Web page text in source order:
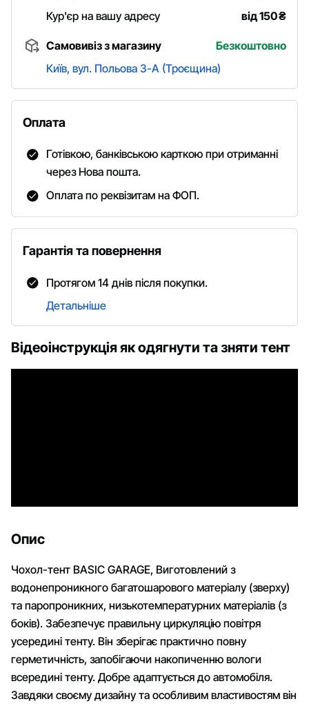
Відеоінструкція як одягнути та зняти тент
Опис
Чохол-тент BASIC GARAGE, Виготовлений з
водонепроникного багатошарового матеріалу (зверху)
та паропроникних, низькотемпературних матеріалів (з
боків). Забезпечує правильну циркуляцію повітря
усередині тенту. Він зберігає практично повну
герметичність, запобігаючи накопиченню вологи
всередині тенту. Добре адаптується до автомобіля.
Завдяки своєму дизайну та особливим властивостям він
Кур'єр на вашу адресу
від 150₴
Самовивіз з магазину
Безкоштовно
Київ, вул. Польова 3-А (Троєщина)
Оплата
Готівкою, банківською карткою при отриманні
через Нова пошта.
Оплата по реквізитам на ФОП.
Гарантія та повернення
Протягом 14 днів після покупки.
Детальніше